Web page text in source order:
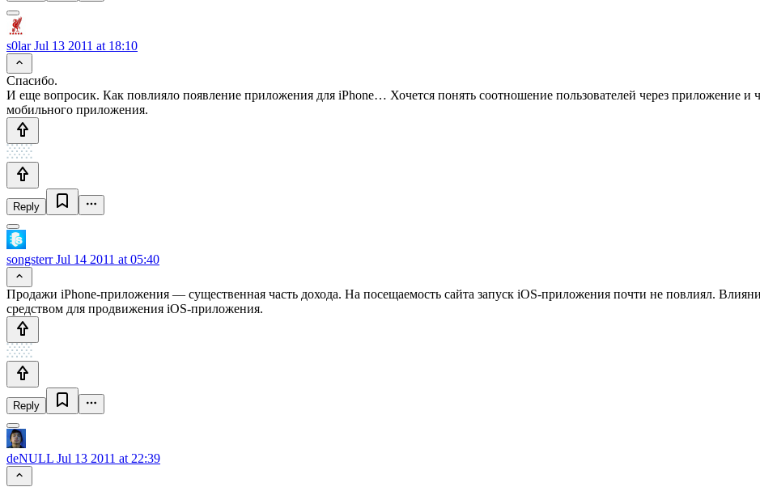
s0larJul 13 2011 at 18:10
Спасибо.
И еще вопросик. Как повлияло появление приложения для iPhone… Хочется понять соотношение пользователей через приложение и
мобильного приложения.
Reply
songsterrJul 14 2011 at 05:40
Продажи iPhone-приложения — существенная часть дохода. На посещаемость сайта запуск iOS-приложения почти не повлиял.
средством для продвижения iOS-приложения.
Reply
deNULL Jul 13 2011 at 22:39